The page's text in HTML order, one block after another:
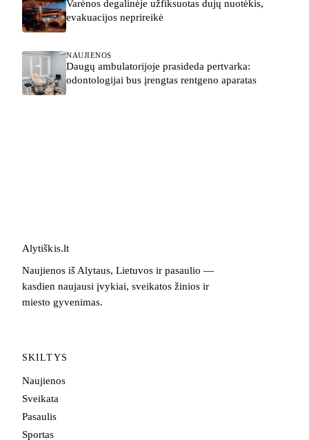
Varėnos degalinėje užfiksuotas dujų nuotėkis,
evakuacijos neprireikė
NAUJIENOS
Daugų ambulatorijoje prasideda pertvarka:
odontologijai bus įrengtas rentgeno aparatas
Alytiškis.lt
Naujienos iš Alytaus, Lietuvos ir pasaulio —
kasdien naujausi įvykiai, sveikatos žinios ir
miesto gyvenimas.
SKILTYS
Naujienos
Sveikata
Pasaulis
Sportas